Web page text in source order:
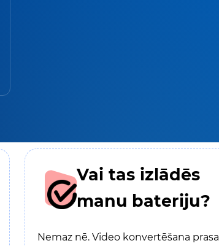
Vai tas izlādēs
manu bateriju?
Nemaz nē. Video konvertēšana prasa